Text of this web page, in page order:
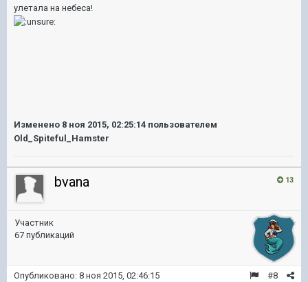
улетала на небеса!
Изменено 8 ноя 2015, 02:25:14 пользователем
Old_Spiteful_Hamster
13
bvana
Участник
67 публикаций
#8
Опубликовано: 8 ноя 2015, 02:46:15